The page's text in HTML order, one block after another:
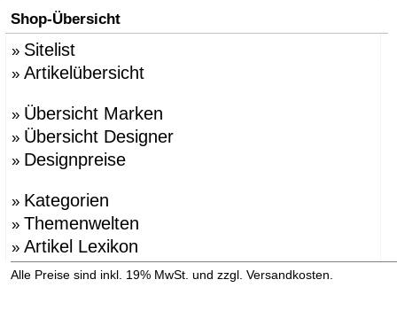
Shop-Übersicht
» Sitelist
» Artikelübersicht
» Übersicht Marken
» Übersicht Designer
» Designpreise
» Kategorien
» Themenwelten
» Artikel Lexikon
Alle Preise sind inkl. 19% MwSt. und zzgl. Versandkosten.